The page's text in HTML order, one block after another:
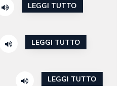
LEGGI TUTTO
LEGGI TUTTO
LEGGI TUTTO